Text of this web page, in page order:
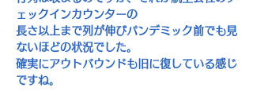
ェックインカウンターの
長さ以上まで列が伸びパンデミック前でも見
ないほどの状況でした。
確実にアウトバウンドも旧に復している感じ
ですね。